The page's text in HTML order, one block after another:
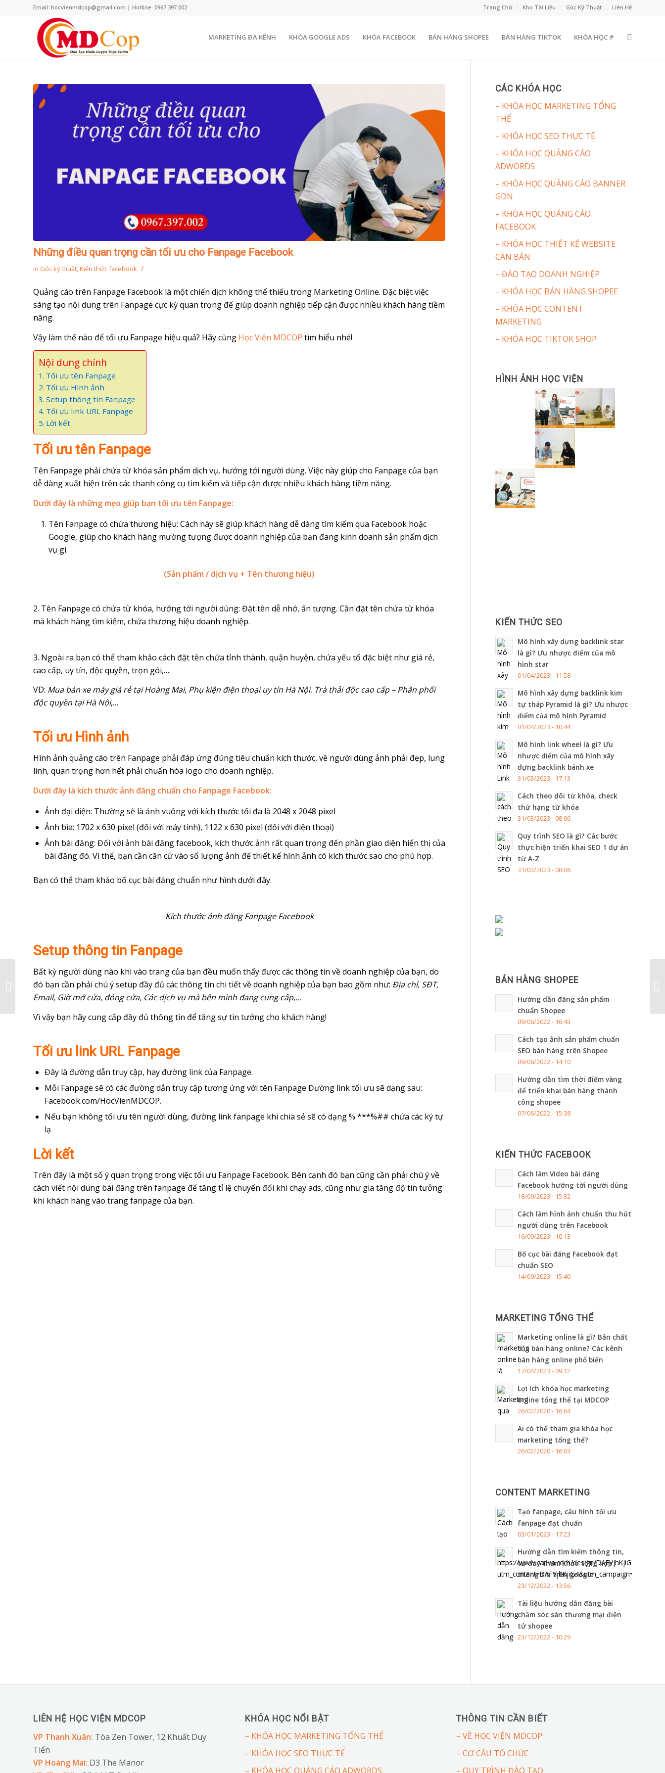
Trang Chủ Kho Tài Liệu Góc Kỹ Thuật Liên Hệ
Email: hocvienmdcop@gmail.com | Hotline: 0967.397.002
MARKETING ĐA KÊNH KHÓA GOOGLE ADS KHÓA FACEBOOK BÁN HÀNG SHOPEE BÁN HÀNG TIKTOK KHÓA HỌC #
Những điều quan trọng cần tối ưu cho Fanpage Facebook
in Góc kỹ thuật Kiến thức facebook /
Quảng cáo trên Fanpage Facebook là một chiến dịch không thể thiếu trong Marketing Online. Đặc biệt việc
sáng tạo nội dung trên Fanpage cực kỳ quan trọng để giúp doanh nghiệp tiếp cận được nhiều khách hàng tiềm
năng.
Vậy làm thế nào để tối ưu Fanpage hiệu quả? Hãy cùng Học Viện MDCOP tìm hiểu nhé!
Nội dung chính
Tối ưu tên Fanpage
Tối ưu Hình ảnh
Setup thông tin Fanpage
Tối ưu link URL Fanpage
Lời kết
Tối ưu tên Fanpage
Tên Fanpage phải chứa từ khóa sản phẩm dịch vụ, hướng tới người dùng. Việc này giúp cho Fanpage của bạn
dễ dàng xuất hiện trên các thanh công cụ tìm kiếm và tiếp cận được nhiều khách hàng tiềm năng.
Dưới đây là những mẹo giúp bạn tối ưu tên Fanpage:
Tên Fanpage có chứa thương hiệu: Cách này sẽ giúp khách hàng dễ dàng tìm kiếm qua Facebook hoặc
Google, giúp cho khách hàng mường tượng được doanh nghiệp của bạn đang kinh doanh sản phẩm dịch
vụ gì.
(Sản phẩm / dịch vụ + Tên thương hiệu)
2. Tên Fanpage có chứa từ khóa, hướng tới người dùng: Đặt tên dễ nhớ, ấn tượng. Cần đặt tên chứa từ khóa
mà khách hàng tìm kiếm, chứa thương hiệu doanh nghiệp.
3. Ngoài ra bạn có thể tham khảo cách đặt tên chứa tỉnh thành, quận huyện, chứa yếu tố đặc biệt như giá rẻ,
cao cấp, uy tín, độc quyền, trọn gói,….
VD: Mua bán xe máy giá rẻ tại Hoàng Mai, Phụ kiện điện thoại uy tín Hà Nội, Trà thải độc cao cấp – Phân phối
độc quyền tại Hà Nội,…
Tối ưu Hình ảnh
Hình ảnh quảng cáo trên Fanpage phải đáp ứng đúng tiêu chuẩn kích thước, về người dùng ảnh phải đẹp, lung
linh, quan trọng hơn hết phải chuẩn hóa logo cho doanh nghiệp.
Dưới đây là kích thước ảnh đăng chuẩn cho Fanpage Facebook:
Ảnh đại diện: Thường sẽ là ảnh vuông với kích thước tối đa là 2048 x 2048 pixel
Ảnh bìa: 1702 x 630 pixel (đối với máy tính), 1122 x 630 pixel (đối với điện thoại)
Ảnh bài đăng: Đối với ảnh bài đăng facebook, kích thước ảnh rất quan trọng đến phần giao diện hiển thị của
bài đăng đó. Vì thế, bạn cần căn cứ vào số lượng ảnh để thiết kế hình ảnh có kích thước sao cho phù hợp.
Bạn có thể tham khảo bố cục bài đăng chuẩn như hình dưới đây.
Kích thước ảnh đăng Fanpage Facebook
Setup thông tin Fanpage
Bất kỳ người dùng nào khi vào trang của bạn đều muốn thấy được các thông tin về doanh nghiệp của bạn, do
đó bạn cần phải chú ý setup đầy đủ các thông tin chi tiết về doanh nghiệp của bạn bao gồm như: Địa chỉ, SĐT,
Email, Giờ mở cửa, đóng cửa, Các dịch vụ mà bên mình đang cung cấp,…
Vì vậy bạn hãy cung cấp đầy đủ thông tin để tăng sự tin tưởng cho khách hàng!
Tối ưu link URL Fanpage
Đây là đường dẫn truy cập, hay đường link của Fanpage.
Mỗi Fanpage sẽ có các đường dẫn truy cập tương ứng với tên Fanpage Đường link tối ưu sẽ dạng sau:
Facebook.com/HocVienMDCOP.
Nếu bạn không tối ưu tên người dùng, đường link fanpage khi chia sẻ sẽ có dạng % ***%## chứa các ký tự
lạ
Lời kết
Trên đây là một số ý quan trọng trong việc tối ưu Fanpage Facebook. Bên cạnh đó bạn cũng cần phải chú ý về
cách viết nội dung bài đăng trên fanpage để tăng tỉ lệ chuyển đổi khi chạy ads, cũng như gia tăng độ tin tưởng
khi khách hàng vào trang fanpage của bạn.
CÁC KHÓA HỌC
– KHÓA HỌC MARKETING TỔNG
THỂ
– KHÓA HỌC SEO THỰC TẾ
– KHÓA HỌC QUẢNG CÁO
ADWORDS
– KHÓA HỌC QUẢNG CÁO BANNER
GDN
– KHÓA HỌC QUẢNG CÁO
FACEBOOK
– KHÓA HỌC THIẾT KẾ WEBSITE
CĂN BẢN
– ĐÀO TẠO DOANH NGHIỆP
– KHÓA HỌC BÁN HÀNG SHOPEE
– KHÓA HỌC CONTENT
MARKETING
– KHÓA HỌC TIKTOK SHOP
HÌNH ẢNH HỌC VIỆN
KIẾN THỨC SEO
Mô hình xây dựng backlink star
là gì? Ưu nhược điểm của mô
hình star
01/04/2023 - 11:58
Mô hình xây dựng backlink kim
tự tháp Pyramid là gì? Ưu nhược
điểm của mô hình Pyramid
01/04/2023 - 10:44
Mô hình link wheel là gì? Ưu
nhược điểm của mô hình xây
dựng backlink bánh xe
31/03/2023 - 17:13
Cách theo dõi từ khóa, check
thứ hạng từ khóa
31/03/2023 - 08:06
Quy trình SEO là gì? Các bước
thực hiện triển khai SEO 1 dự án
từ A-Z
31/03/2023 - 08:06
BÁN HÀNG SHOPEE
Hướng dẫn đăng sản phẩm
chuẩn Shopee
09/06/2022 - 16:43
Cách tạo ảnh sản phẩm chuẩn
SEO bán hàng trên Shopee
09/06/2022 - 14:10
Hướng dẫn tìm thời điểm vàng
để triển khai bán hàng thành
công shopee
07/06/2022 - 15:38
KIẾN THỨC FACEBOOK
Cách làm Video bài đăng
Facebook hướng tới người dùng
18/09/2023 - 15:32
Cách làm hình ảnh chuẩn thu hút
người dùng trên Facebook
16/09/2023 - 10:13
Bố cục bài đăng Facebook đạt
chuẩn SEO
14/09/2023 - 15:40
MARKETING TỔNG THỂ
Marketing online là gì? Bản chất
của bán hàng online? Các kênh
bán hàng online phổ biến
17/04/2023 - 09:12
Lợi ích khóa học marketing
online tổng thể tại MDCOP
26/02/2020 - 16:04
Ai có thể tham gia khóa học
marketing tổng thể?
26/02/2020 - 16:03
CONTENT MARKETING
Tạo fanpage, cấu hình tối ưu
fanpage đạt chuẩn
03/01/2023 - 17:23
Hướng dẫn tìm kiếm thông tin,
tư duy tham khảo tổng hợp
thông tin trên google
23/12/2022 - 13:56
Tài liệu hướng dẫn đăng bài
chăm sóc sàn thương mại điện
tử shopee
23/12/2022 - 10:29
LIÊN HỆ HỌC VIỆN MDCOP
VP Thanh Xuân: Tòa Zen Tower, 12 Khuất Duy
Tiến
VP Hoàng Mai: D3 The Manor
KHÓA HỌC NỔI BẬT
– KHÓA HỌC MARKETING TỔNG THỂ
– KHÓA HỌC SEO THỰC TẾ
– KHÓA HỌC QUẢNG CÁO ADWORDS
THÔNG TIN CẦN BIẾT
– VỀ HỌC VIỆN MDCOP
– CƠ CẤU TỔ CHỨC
– QUY TRÌNH ĐÀO TẠO
Cách đăng bài viết
Facebook, tăng hiển thị